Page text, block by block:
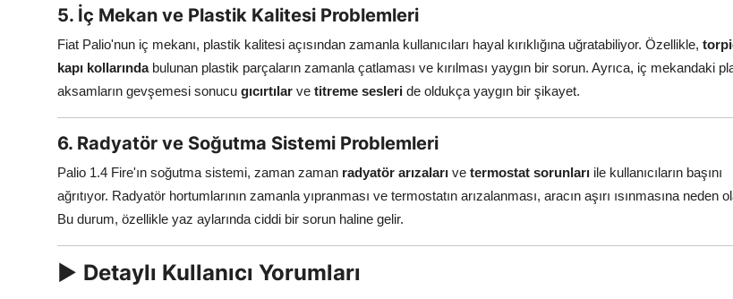
5. İç Mekan ve Plastik Kalitesi Problemleri
Fiat Palio'nun iç mekanı, plastik kalitesi açısından zamanla kullanıcıları hayal kırıklığına uğratabiliyor. Özellikle,
kapı kollarındabulunan plastik parçaların zamanla çatlaması ve kırılması yaygın bir sorun. Ayrıca, iç mekandaki
aksamların gevşemesi sonucu gıcırtılar ve titreme sesleri de oldukça yaygın bir şikayet.
6. Radyatör ve Soğutma Sistemi Problemleri
Palio 1.4 Fire'ın soğutma sistemi, zaman zaman radyatör arızaları ve termostat sorunları ile kullanıcıların başını
ağrıtıyor. Radyatör hortumlarının zamanla yıpranması ve termostatın arızalanması, aracın aşırı ısınmasına neden
Bu durum, özellikle yaz aylarında ciddi bir sorun haline gelir.
► Detaylı Kullanıcı Yorumları